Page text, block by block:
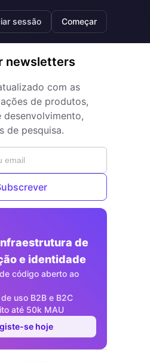
sessão Começar
newsletters
com as
de produtos,
desenvolvimento,
de pesquisa.
de
e identidade
código aberto ao
uso B2B e B2C
até 50k MAU
se hoje